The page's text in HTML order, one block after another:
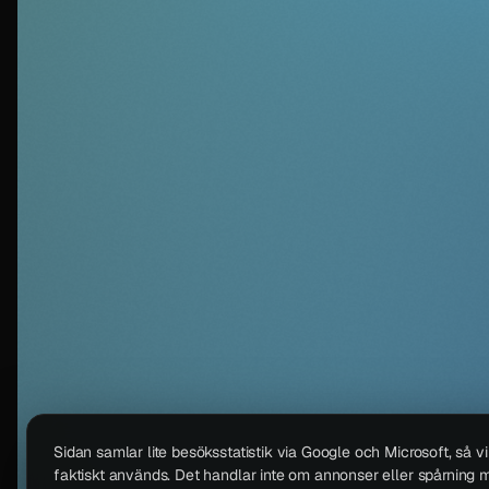
Sidan samlar lite besöksstatistik via Google och Microsoft, så
faktiskt används. Det handlar inte om annonser eller spårning